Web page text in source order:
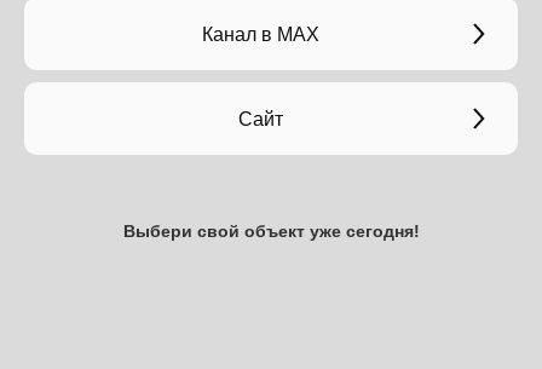
Канал в МАХ
Сайт
Выбери свой объект уже сегодня!